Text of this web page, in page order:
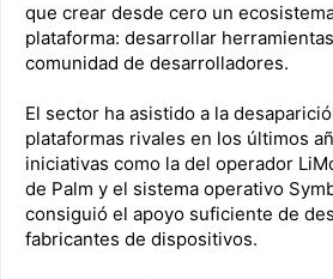
que crear desde cero un
plataforma: desarrollar
comunidad de desarrolladores.
El sector ha asistido a la
plataformas rivales en los últimos
iniciativas como la del operador
de Palm y el sistema operativo
consiguió el apoyo suficiente de
fabricantes de dispositivos.